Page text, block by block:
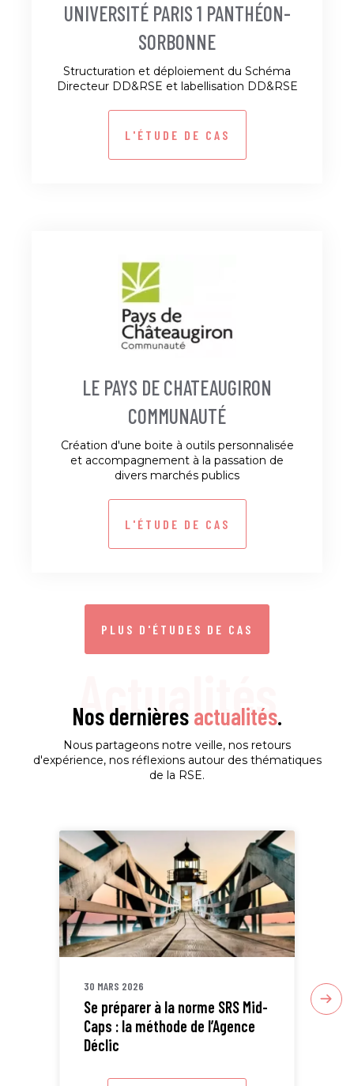
UNIVERSITÉ PARIS 1 PANTHÉON-
SORBONNE
Structuration et déploiement du Schéma
Directeur DD&RSE et labellisation DD&RSE
L'ÉTUDE DE CAS
LE PAYS DE CHATEAUGIRON
COMMUNAUTÉ
Création d'une boite à outils personnalisée
et accompagnement à la passation de
divers marchés publics
L'ÉTUDE DE CAS
PLUS D'ÉTUDES DE CAS
Actualités
Nos dernièresactualités.
Nous partageons notre veille, nos retours
d'expérience, nos réflexions autour des thématiques
de la RSE.
30 MARS 2026
Se préparer à la norme SRS Mid-
Caps : la méthode de l’Agence
Déclic
30